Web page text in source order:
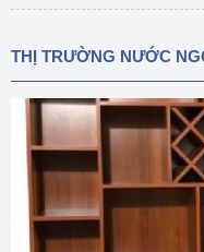
THỊ TRƯỜNG NƯỚC